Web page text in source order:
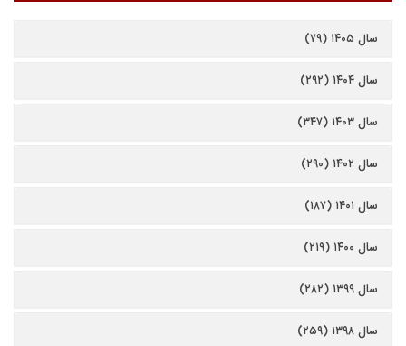
سال ۱۴۰۵ (۷۹)
سال ۱۴۰۴ (۲۹۲)
سال ۱۴۰۳ (۳۴۷)
سال ۱۴۰۲ (۲۹۰)
سال ۱۴۰۱ (۱۸۷)
سال ۱۴۰۰ (۲۱۹)
سال ۱۳۹۹ (۲۸۲)
سال ۱۳۹۸ (۲۵۹)